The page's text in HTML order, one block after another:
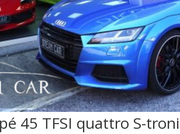
45 TFSI quattro S-